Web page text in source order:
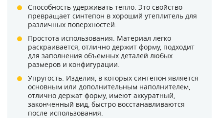
Способность удерживать тепло. Это свойство
превращает синтепон в хороший утеплитель для
различных поверхностей.
Простота использования. Материал легко
раскраивается, отлично держит форму, подходит
для заполнения объемных деталей любых
размеров и конфигурации.
Упругость. Изделия, в которых синтепон является
основным или дополнительным наполнителем,
отлично держат форму, имеют аккуратный,
законченный вид, быстро восстанавливаются
после использования.